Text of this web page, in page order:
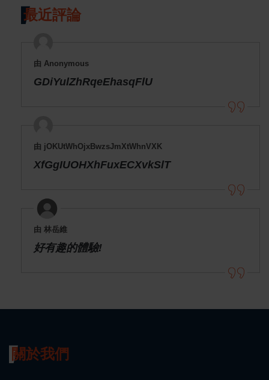
最近評論
由 Anonymous
GDiYulZhRqeEhasqFlU
由 jOKUtWhOjxBwzsJmXtWhnVXK
XfGgIUOHXhFuxECXvkSlT
由 林岳維
好有趣的體驗!
關於我們